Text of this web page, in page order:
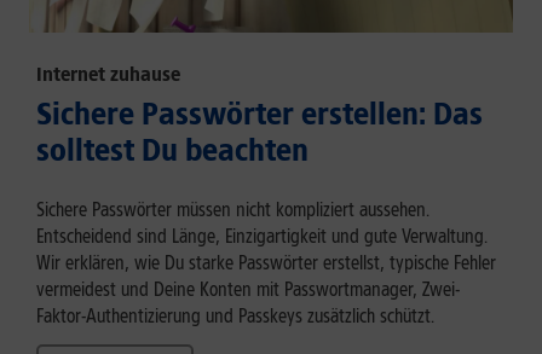
Internet zuhause
Sichere Passwörter erstellen: Das
solltest Du beachten
Sichere Passwörter müssen nicht kompliziert aussehen.
Entscheidend sind Länge, Einzigartigkeit und gute Verwaltung.
Wir erklären, wie Du starke Passwörter erstellst, typische Fehler
vermeidest und Deine Konten mit Passwortmanager, Zwei-
Faktor-Authentizierung und Passkeys zusätzlich schützt.